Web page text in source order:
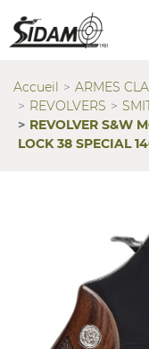
Accueil ARMES
REVOLVERS
REVOLVER S&W
LOCK 38 SPECIAL